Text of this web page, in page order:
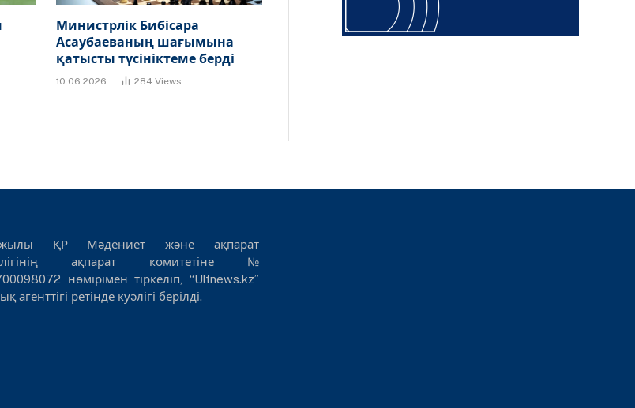
Министрлік Бибісара
Асаубаеваның шағымына
қатысты түсініктеме берді
10.06.2026 284 Views
ҚР Мәдениет және ақпарат
ақпарат комитетіне №
нөмірімен тіркеліп, “Ultnews.kz”
агенттігі ретінде куәлігі берілді.